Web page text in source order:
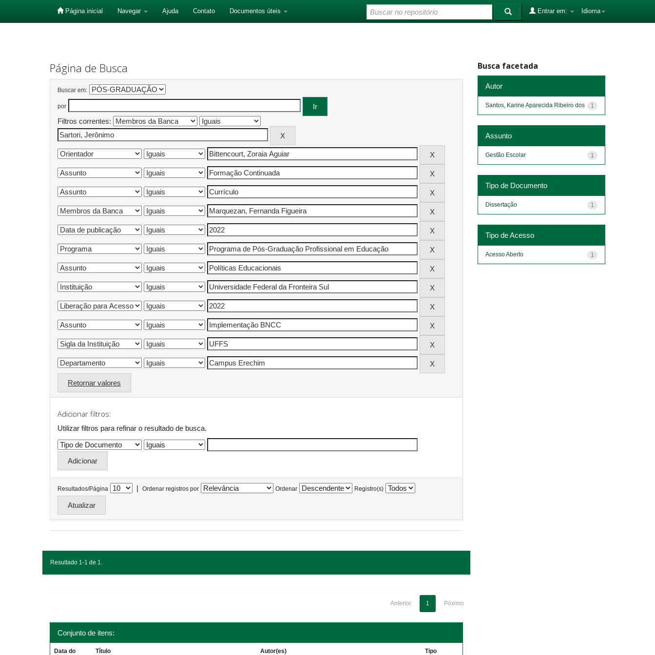
Página inicial Navegar Ajuda Contato Documentos úteis Idioma
Entrar em:
Página de Busca
Buscar em:
por
Filtros correntes:
Retornar valores
Adicionar filtros:
Utilizar filtros para refinar o resultado de busca.
Resultados/Página | Ordenar registros por Ordenar Registro(s)
Resultado 1-1 de 1.
Anterior 1 Póximo
Conjunto de itens:
Data do Título Autor(es) Tipo
Busca facetada
Autor
1
Santos, Karine Aparecida Ribeiro dos
Assunto
1
Gestão Escolar
Tipo de Documento
1
Dissertação
Tipo de Acesso
1
Acesso Aberto